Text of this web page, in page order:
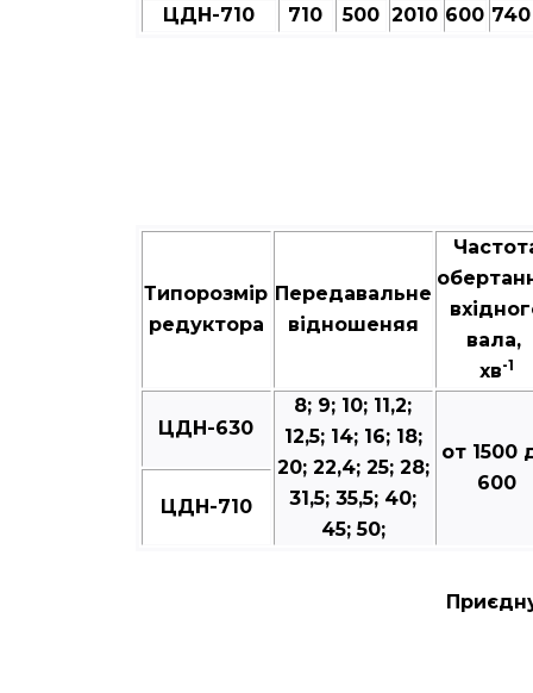
ЦДН-710
710 500 2010 600 740
Типорозмір
редуктора
Передавальне
відношеняя
вала,
хв-1
ЦДН-630
8; 9; 10; 11,2;
12,5; 14; 16; 18;
20; 22,4; 25; 28;
31,5; 35,5; 40;
45; 50;
от 1500
600
ЦДН-710